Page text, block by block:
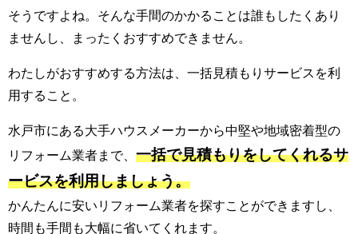
そうですよね。そんな手間のかかることは誰もしたくあり
ませんし、まったくおすすめできません。
わたしがおすすめする方法は、一括見積もりサービスを利
用すること。
水戸市にある大手ハウスメーカーから中堅や地域密着型の
リフォーム業者まで、 一括で見積もりをしてくれるサ
ービスを利用しましょう。
かんたんに安いリフォーム業者を探すことができますし、
時間も手間も大幅に省いてくれます。